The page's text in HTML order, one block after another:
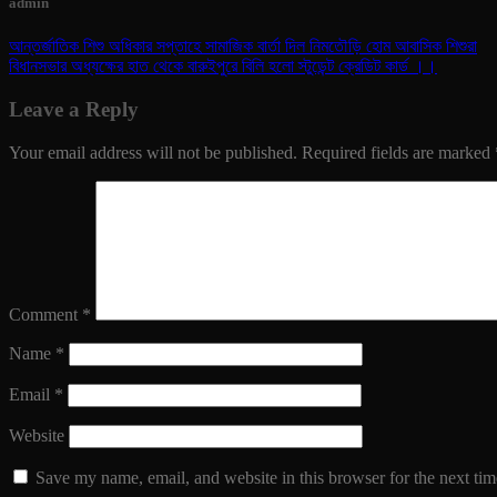
আন্তর্জাতিক শিশু অধিকার সপ্তাহে সামাজিক বার্তা দিল নিমতৌড়ি হোম আবাসিক শিশুরা
বিধানসভার অধ্যক্ষের হাত থেকে বারুইপুরে বিলি হলো স্টুডেন্ট ক্রেডিট কার্ড ।।
Leave a Reply
Your email address will not be published. Required fields are marked
Comment *
Name *
Email *
Website
Save my name, email, and website in this browser for the next